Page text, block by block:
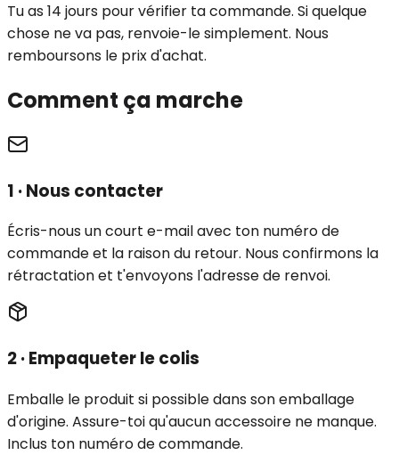
Tu as 14 jours pour vérifier ta commande. Si quelque
chose ne va pas, renvoie-le simplement. Nous
remboursons le prix d'achat.
Comment ça marche
1 · Nous contacter
Écris-nous un court e-mail avec ton numéro de
commande et la raison du retour. Nous confirmons la
rétractation et t'envoyons l'adresse de renvoi.
2 · Empaqueter le colis
Emballe le produit si possible dans son emballage
d'origine. Assure-toi qu'aucun accessoire ne manque.
Inclus ton numéro de commande.